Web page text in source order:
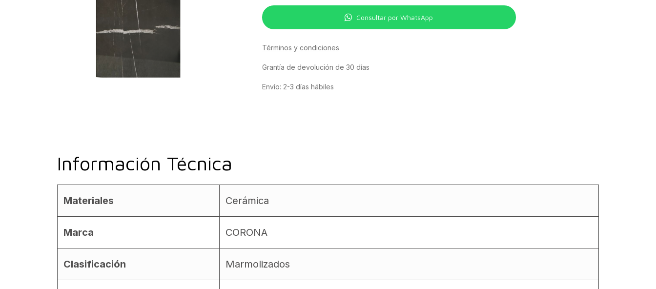
Consultar por WhatsApp
Términos y condiciones
Grantía de devolución de 30 días
Envío: 2-3 días hábiles
Información Técnica
Materiales Cerámica
Marca CORONA
Clasificación Marmolizados